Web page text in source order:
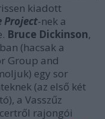
kiadott
Project-nek a
Bruce Dickinson,
(hacsak a
Group and
egy sor
(az első két
a Vasszűz
rajongói